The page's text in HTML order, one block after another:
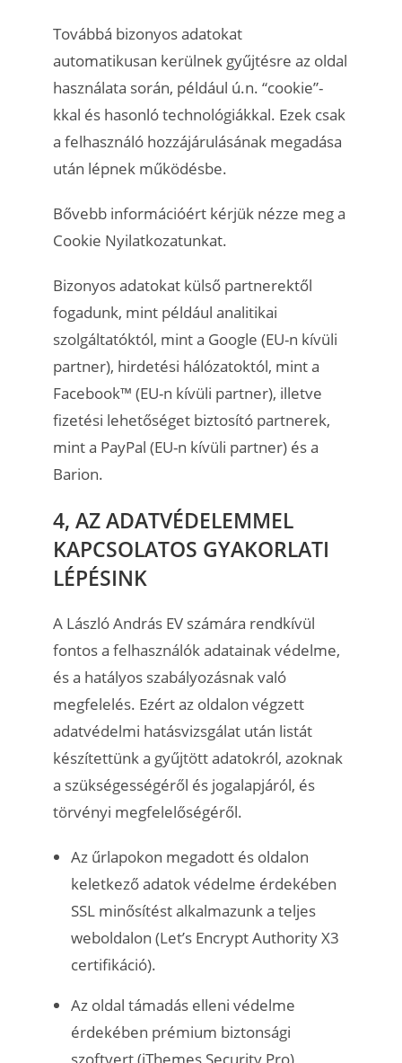
Továbbá bizonyos adatokat
automatikusan kerülnek gyűjtésre az oldal
használata során, például ú.n. “cookie”-
kkal és hasonló technológiákkal. Ezek csak
a felhasználó hozzájárulásának megadása
után lépnek működésbe.
Bővebb információért kérjük nézze meg a
Cookie Nyilatkozatunkat.
Bizonyos adatokat külső partnerektől
fogadunk, mint például analitikai
szolgáltatóktól, mint a Google (EU-n kívüli
partner), hirdetési hálózatoktól, mint a
Facebook™ (EU-n kívüli partner), illetve
fizetési lehetőséget biztosító partnerek,
mint a PayPal (EU-n kívüli partner) és a
Barion.
4, AZ ADATVÉDELEMMEL
KAPCSOLATOS GYAKORLATI
LÉPÉSINK
A László András EV számára rendkívül
fontos a felhasználók adatainak védelme,
és a hatályos szabályozásnak való
megfelelés. Ezért az oldalon végzett
adatvédelmi hatásvizsgálat után listát
készítettünk a gyűjtött adatokról, azoknak
a szükségességéről és jogalapjáról, és
törvényi megfelelőségéről.
Az űrlapokon megadott és oldalon
keletkező adatok védelme érdekében
SSL minősítést alkalmazunk a teljes
weboldalon (Let’s Encrypt Authority X3
certifikáció).
Az oldal támadás elleni védelme
érdekében prémium biztonsági
szoftvert (iThemes Security Pro)